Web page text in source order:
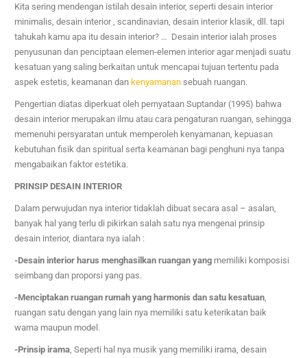
Kita sering mendengan istilah desain interior, seperti desain interior
minimalis, desain interior , scandinavian, desain interior klasik, dll. tapi
tahukah kamu apa itu desain interior? … Desain interior ialah proses
penyusunan dan penciptaan elemen-elemen interior agar menjadi suatu
kesatuan yang saling berkaitan untuk mencapai tujuan tertentu pada
aspek estetis, keamanan dan kenyamanan sebuah ruangan.
Pengertian diatas diperkuat oleh pernyataan Suptandar (1995) bahwa
desain interior merupakan ilmu atau cara pengaturan ruangan, sehingga
memenuhi persyaratan untuk memperoleh kenyamanan, kepuasan
kebutuhan fisik dan spiritual serta keamanan bagi penghuni nya tanpa
mengabaikan faktor estetika.
PRINSIP DESAIN INTERIOR
Dalam perwujudan nya interior tidaklah dibuat secara asal – asalan,
banyak hal yang terlu di pikirkan salah satu nya mengenai prinsip
desain interior, diantara nya ialah :
-Desain interior harus menghasilkan ruangan yang memiliki komposisi
seimbang dan proporsi yang pas.
-Menciptakan ruangan rumah yang harmonis dan satu kesatuan
ruangan satu dengan yang lain nya memiliki satu keterikatan baik
warna maupun model.
-Prinsip irama , Seperti hal nya musik yang memiliki irama, desain